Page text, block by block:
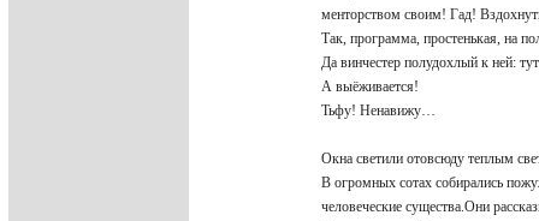
менторством своим! Гад!
Так, программа, простенькая, на
Да винчестер полудохлый к ней:
А выёживается!
Тьфу! Ненавижу…
Окна светили отовсюду теплым
В огромных сотах собирались
человеческие существа.Они